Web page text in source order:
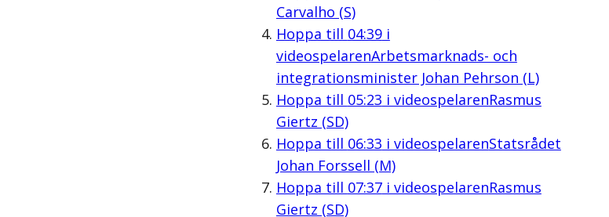
Carvalho (S)
Hoppa till 04:39i
videospelarenArbetsmarknads- och
integrationsminister Johan Pehrson (L)
Hoppa till 05:23 i videospelarenRasmus
Giertz (SD)
Hoppa till 06:33 i videospelarenStatsrådet
Johan Forssell (M)
Hoppa till 07:37i videospelarenRasmus
Giertz (SD)